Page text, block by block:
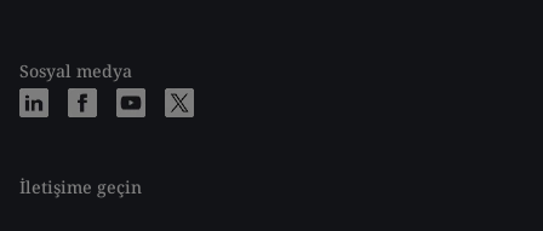
Sosyal medya
İletişime geçin